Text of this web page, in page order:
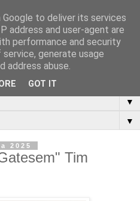
▼
▼
2025
Tim
to deliver its services
address and user-agent are
performance and security
generate usage
address abuse.
GOT IT